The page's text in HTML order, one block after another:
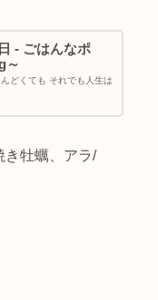
- ごはんなポ
～
どくても それでも人生は
き牡蠣、アラ/